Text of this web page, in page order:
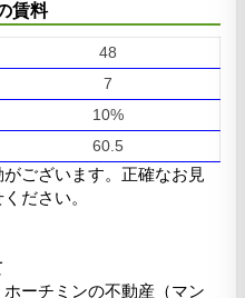
賃料
48
7
10%
60.5
ございます。正確なお見
ださい。
ーチミンの不動産（マン